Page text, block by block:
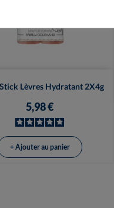
Lèvres Hydratant 2X4g
5,98 €
 Vue rapide
+ Ajouter au panier